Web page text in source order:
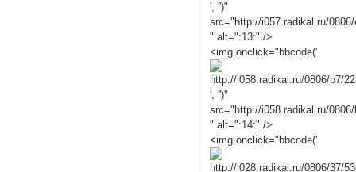
', '')"
src="http://i057.radikal.ru/
" alt=":13:" />
<img onclick="bbcode('
', '')"
src="http://i058.radikal.ru/
" alt=":14:" />
<img onclick="bbcode('